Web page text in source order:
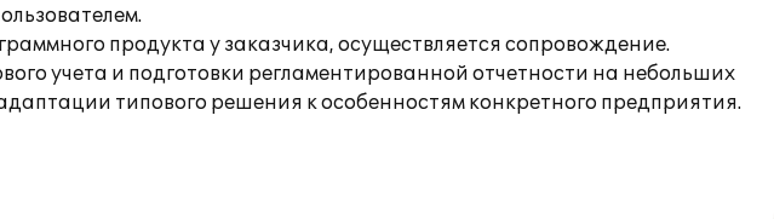
продукта у заказчика, осуществляется сопровождение.
учета и подготовки регламентированной отчетности на небольших
типового решения к особенностям конкретного предприятия.